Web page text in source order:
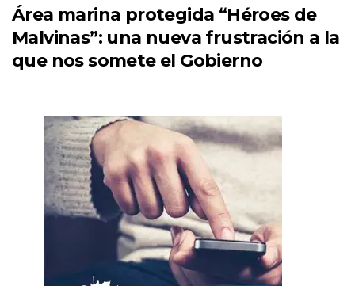
Área marina protegida “Héroes de
Malvinas”: una nueva frustración a la
que nos somete el Gobierno